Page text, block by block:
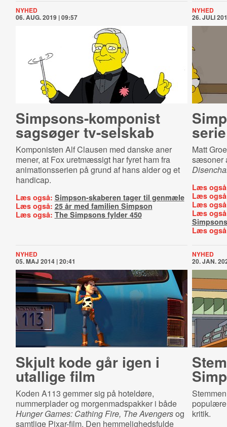
NYHED
06. AUG. 2019 | 09:57
Simp­sons-​kom­po­nist
sagsøger tv-selskab
Komponisten Alf Clausen med danske aner
mener, at Fox uretmæssigt har fyret ham fra
animationsserien på grund af hans alder og et
handicap.
Læs også: Simpson-skaberen tager til genmæle
Læs også: 25 år med familien Simpson
Læs også: The Simpsons fylder 450
NYHED
26. JULI
Matt
sæsoner
Læs
Læs
Læs
Læs
Læs
NYHED
05. MAJ 2014 | 20:41
Skjult kode går igen i
utallige film
Koden A113 gemmer sig på hoteldøre,
nummerplader og morgenmadspakker i både
Hunger Games: Cathing Fire, The Avengersog
samtlige Pixar-film. Den hemmelighedsfulde
NYHED
20. JAN.
kritik.